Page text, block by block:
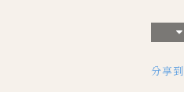
分享到